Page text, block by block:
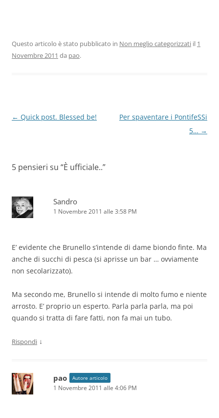
Questo articolo è stato pubblicato in Non meglio categorizzati il 1
Novembre 2011 da pao.
Navigazione
← Quick post. Blessed be!
Per spaventare i PontifeSSi
5… →
5 pensieri su “È ufficiale..”
Sandro
1 Novembre 2011 alle 3:58 PM
E’ evidente che Brunello s’intende di dame biondo finte. Ma
anche di succhi di pesca (si aprisse un bar … ovviamente
non secolarizzato).
Ma secondo me, Brunello si intende di molto fumo e niente
arrosto. E’ proprio un esperto. Parla parla parla, ma poi
quando si tratta di fare fatti, non fa mai un tubo.
Rispondi ↓
pao Autore articolo
1 Novembre 2011 alle 4:06 PM